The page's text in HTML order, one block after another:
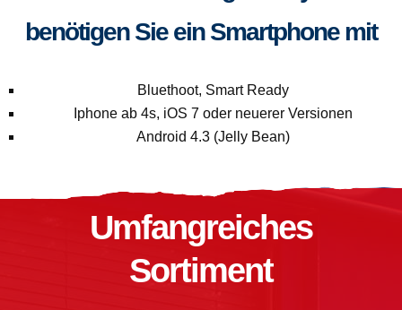
benötigen Sie ein Smartphone mit
Bluethoot, Smart Ready
Iphone ab 4s, iOS 7 oder neuerer Versionen
Android 4.3 (Jelly Bean)
Umfangreiches
Sortiment